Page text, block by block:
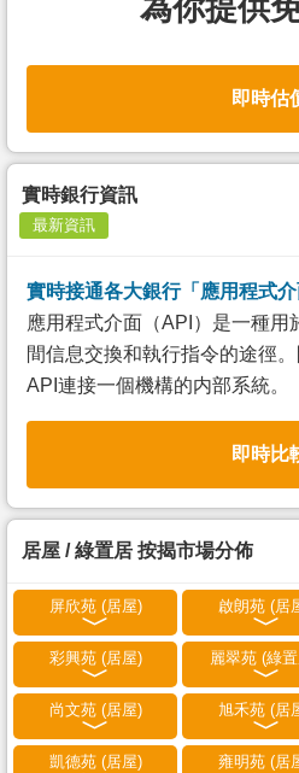
為你提供
即時估
實時銀行資訊
最新資訊
實時接通各大銀行「應用程式
應用程式介面（API）是一種用
間信息交換和執行指令的途徑
API連接一個機構的内部系統。
即時比
居屋 / 綠置居 按揭市場分佈
屏欣苑 (居屋) 啟朗苑 (居
彩興苑 (居屋) 麗翠苑 (綠
尚文苑 (居屋) 旭禾苑 (居
凱德苑 (居屋) 雍明苑 (居